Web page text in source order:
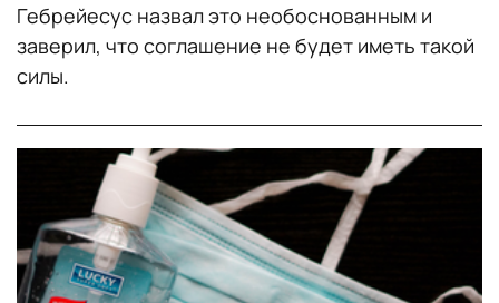
Гебрейесус назвал это необоснованным и
заверил, что соглашение не будет иметь такой
силы.